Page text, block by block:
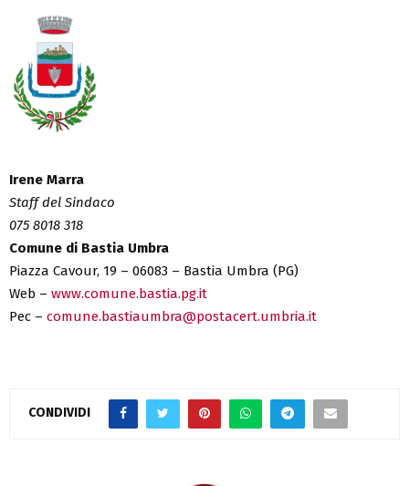
Irene Marra
Staff del Sindaco
075 8018 318
Comune di Bastia Umbra
Piazza Cavour, 19 – 06083 – Bastia Umbra (PG)
Web – www.comune.bastia.pg.it
Pec – comune.bastiaumbra@postacert.umbria.it
CONDIVIDI